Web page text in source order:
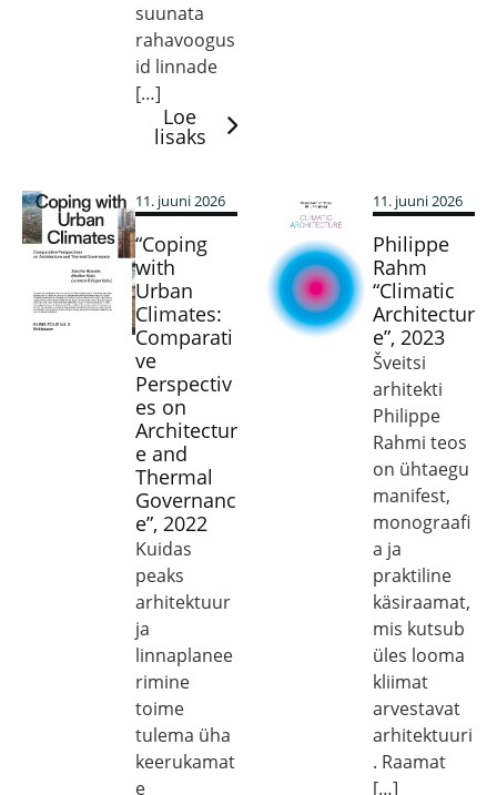
suunata
rahavoogus
id linnade
[…]
Loe
lisaks
11. juuni 2026
“Coping
with
Urban
Climates:
Comparati
ve
Perspectiv
es on
Architectur
e and
Thermal
Governanc
e”, 2022
Kuidas
peaks
arhitektuur
ja
linnaplanee
rimine
toime
tulema üha
keerukamat
e
11. juuni 2026
Philippe
Rahm
“Climatic
Architectur
e”, 2023
Šveitsi
arhitekti
Philippe
Rahmi teos
on ühtaegu
manifest,
monograafi
a ja
praktiline
käsiraamat,
mis kutsub
üles looma
kliimat
arvestavat
arhitektuuri
. Raamat
[…]